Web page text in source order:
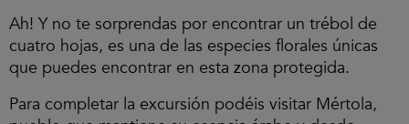
Ah! Y no te sorprendas por encontrar un trébol de
cuatro hojas, es una de las especies florales únicas
que puedes encontrar en esta zona protegida.
Para completar la excursión podéis visitar Mértola,